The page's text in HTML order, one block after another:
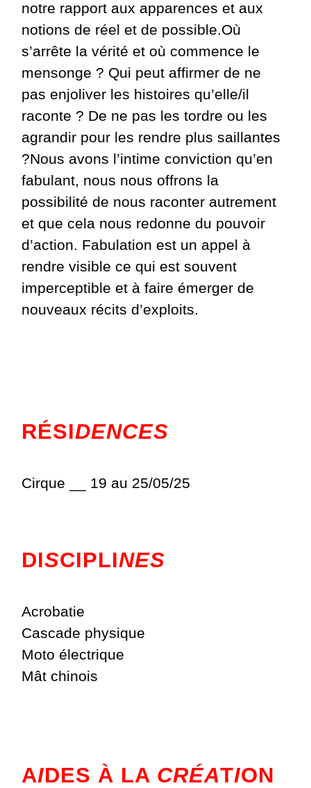
notre rapport aux apparences et aux
notions de réel et de possible.Où
s’arrête la vérité et où commence le
mensonge ? Qui peut affirmer de ne
pas enjoliver les histoires qu’elle/il
raconte ? De ne pas les tordre ou les
agrandir pour les rendre plus saillantes
?Nous avons l’intime conviction qu’en
fabulant, nous nous offrons la
possibilité de nous raconter autrement
et que cela nous redonne du pouvoir
d’action. Fabulation est un appel à
rendre visible ce qui est souvent
imperceptible et à faire émerger de
nouveaux récits d’exploits.
RÉSIDENCES
Cirque __ 19 au 25/05/25
DISCIPLINES
Acrobatie
Cascade physique
Moto électrique
Mât chinois
AIDES À LA CRÉATION